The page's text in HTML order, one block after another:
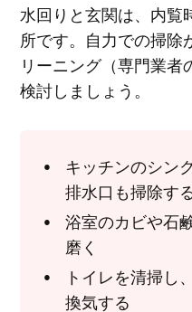
水回りと玄関は、内覧
所です。自力での掃除
リーニング（専門業者
検討しましょう。
キッチンのシン
排水口も掃除す
浴室のカビや石
磨く
トイレを清掃し
換気する